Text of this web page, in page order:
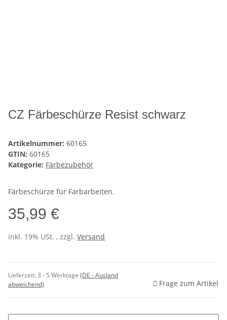
CZ Färbeschürze Resist schwarz
Artikelnummer: 60165
GTIN: 60165
Kategorie: Färbezubehör
Färbeschürze für Farbarbeiten.
35,99 €
inkl. 19% USt. , zzgl. Versand
Lieferzeit:3 - 5 Werktage (DE - Ausland
abweichend)
Frage zum Artikel